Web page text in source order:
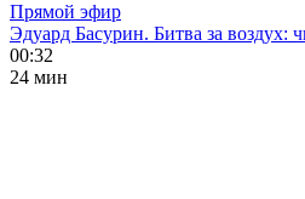
Прямой эфир
Эдуард Басурин. Битва за воздух:
00:32
24 мин